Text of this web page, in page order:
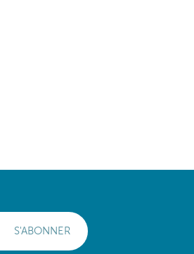
S'ABONNER